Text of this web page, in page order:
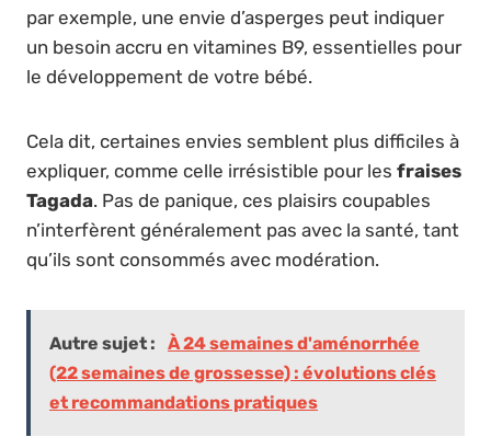
par exemple, une envie d’asperges peut indiquer
un besoin accru en vitamines B9, essentielles pour
le développement de votre bébé.
Cela dit, certaines envies semblent plus difficiles à
expliquer, comme celle irrésistible pour les fraises
Tagada. Pas de panique, ces plaisirs coupables
n’interfèrent généralement pas avec la santé, tant
qu’ils sont consommés avec modération.
Autre sujet :
À 24 semaines d'aménorrhée
(22 semaines de grossesse) : évolutions clés
et recommandations pratiques